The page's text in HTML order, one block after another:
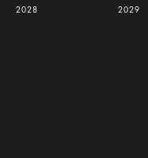
2028 2029